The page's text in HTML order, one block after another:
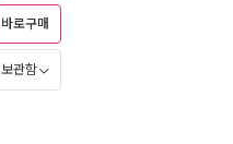
바로구매
보관함